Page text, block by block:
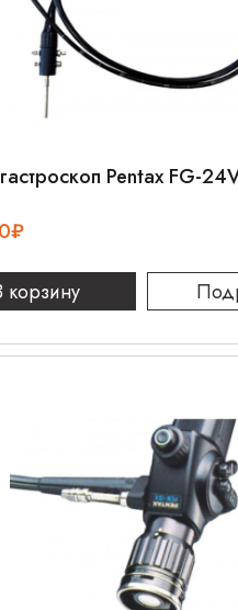
Pentax FG-
₽
корзину